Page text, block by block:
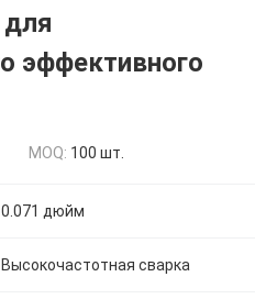
эффективного
MOQ: 100 шт.
0.071 дюйм
Высокочастотная сварка